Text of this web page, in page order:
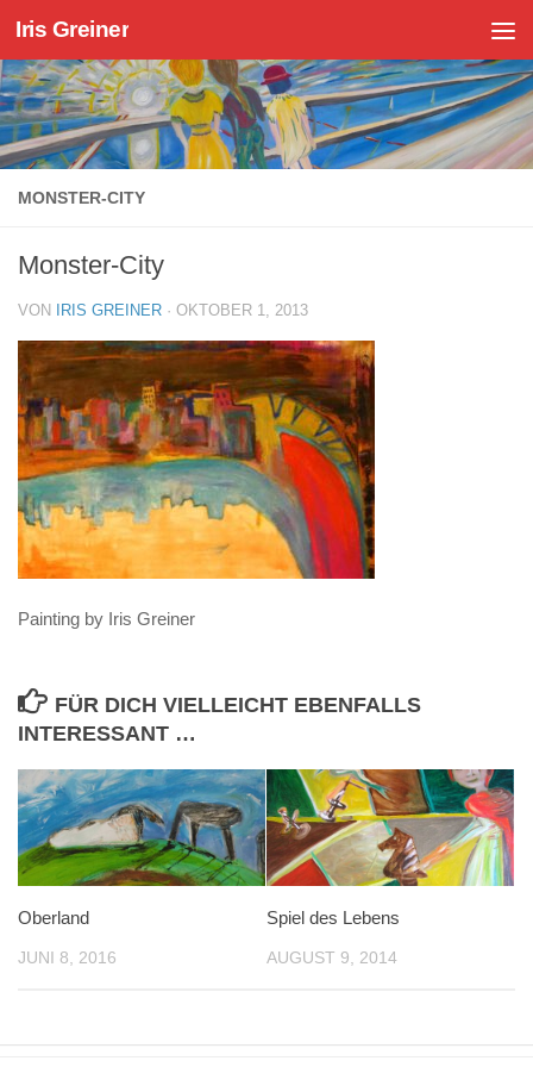
Zum Inhalt springen
Iris Greiner
MONSTER-CITY
Monster-City
VON IRIS GREINER · OKTOBER 1, 2013
Painting by Iris Greiner
FÜR DICH VIELLEICHT EBENFALLS
INTERESSANT …
Oberland
JUNI 8, 2016
Spiel des Lebens
AUGUST 9, 2014